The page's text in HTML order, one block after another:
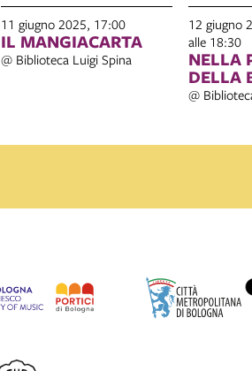
11 giugno 2025, 17:00
IL MANGIACARTA
@ Biblioteca Luigi Spina
12 giugno
alle 18:30
NELLA
DELLA
@